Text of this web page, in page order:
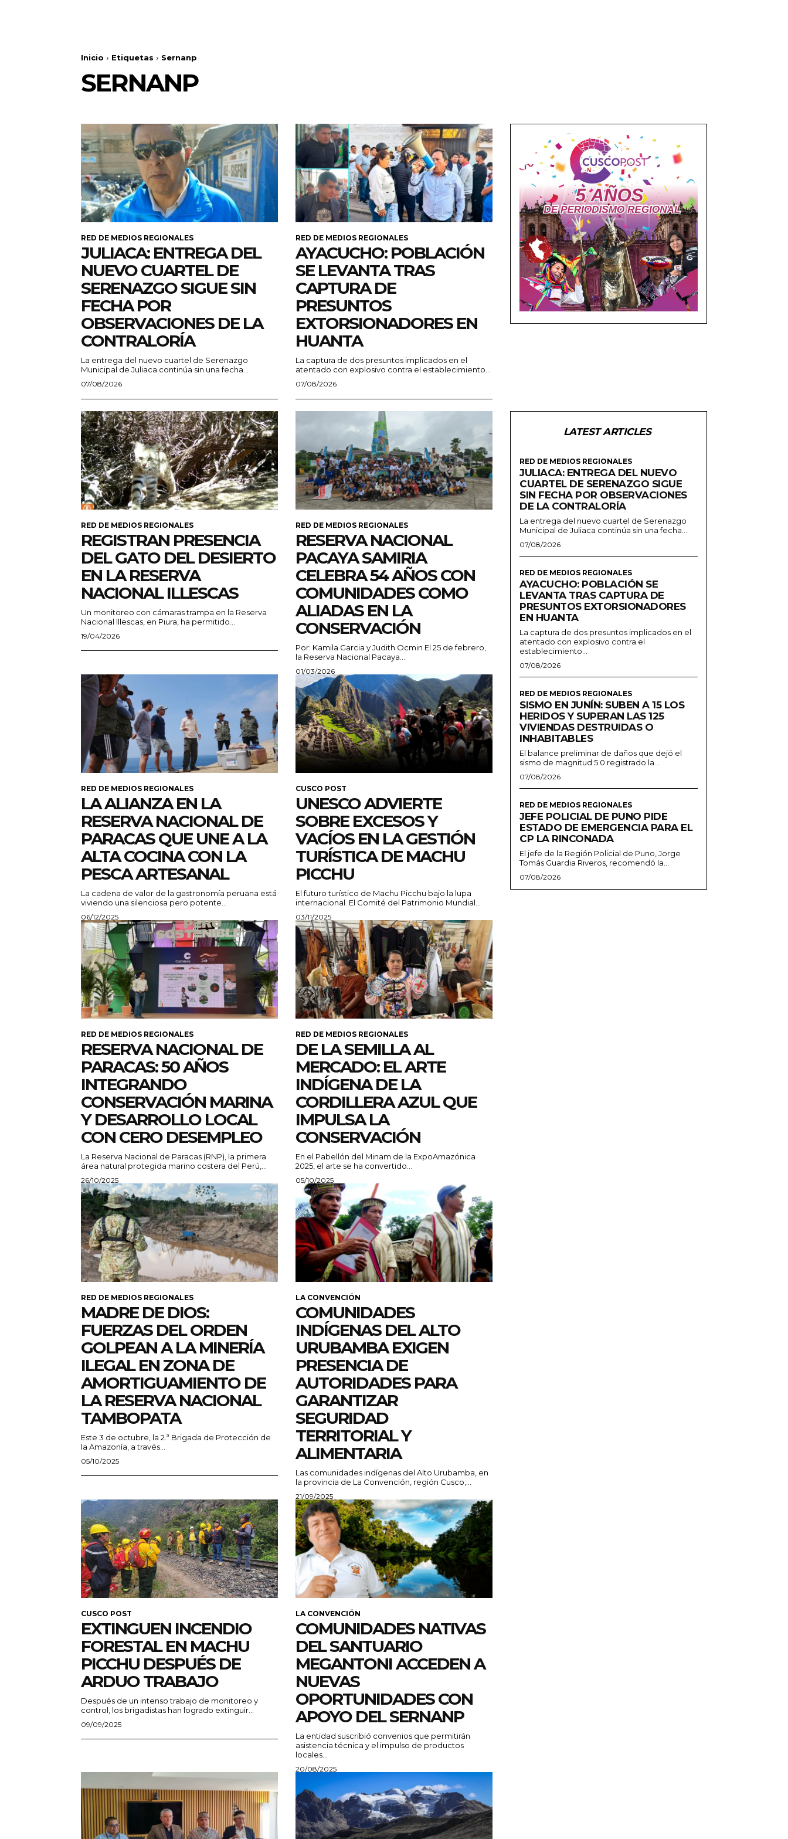
Inicio Etiquetas Sernanp
SERNANP
RED DE MEDIOS REGIONALES
JULIACA: ENTREGA DEL
NUEVO CUARTEL DE
SERENAZGO SIGUE SIN
FECHA POR
OBSERVACIONES DE LA
CONTRALORÍA
La entrega del nuevo cuartel de Serenazgo
Municipal de Juliaca continúa sin una fecha...
07/08/2026
RED DE MEDIOS REGIONALES
AYACUCHO: POBLACIÓN
SE LEVANTA TRAS
CAPTURA DE
PRESUNTOS
EXTORSIONADORES EN
HUANTA
La captura de dos presuntos implicados en el
atentado con explosivo contra el establecimiento...
07/08/2026
RED DE MEDIOS REGIONALES
REGISTRAN PRESENCIA
DEL GATO DEL DESIERTO
EN LA RESERVA
NACIONAL ILLESCAS
Un monitoreo con cámaras trampa en la Reserva
Nacional Illescas, en Piura, ha permitido...
19/04/2026
RED DE MEDIOS REGIONALES
RESERVA NACIONAL
PACAYA SAMIRIA
CELEBRA 54 AÑOS CON
COMUNIDADES COMO
ALIADAS EN LA
CONSERVACIÓN
Por: Kamila Garcia y Judith Ocmin El 25 de febrero,
la Reserva Nacional Pacaya...
01/03/2026
RED DE MEDIOS REGIONALES
LA ALIANZA EN LA
RESERVA NACIONAL DE
PARACAS QUE UNE A LA
ALTA COCINA CON LA
PESCA ARTESANAL
La cadena de valor de la gastronomía peruana está
viviendo una silenciosa pero potente...
06/12/2025
CUSCO POST
UNESCO ADVIERTE
SOBRE EXCESOS Y
VACÍOS EN LA GESTIÓN
TURÍSTICA DE MACHU
PICCHU
El futuro turístico de Machu Picchu bajo la lupa
internacional. El Comité del Patrimonio Mundial...
03/11/2025
RED DE MEDIOS REGIONALES
RESERVA NACIONAL DE
PARACAS: 50 AÑOS
INTEGRANDO
CONSERVACIÓN MARINA
Y DESARROLLO LOCAL
CON CERO DESEMPLEO
La Reserva Nacional de Paracas (RNP), la primera
área natural protegida marino costera del Perú,...
26/10/2025
RED DE MEDIOS REGIONALES
DE LA SEMILLA AL
MERCADO: EL ARTE
INDÍGENA DE LA
CORDILLERA AZUL QUE
IMPULSA LA
CONSERVACIÓN
En el Pabellón del Minam de la ExpoAmazónica
2025, el arte se ha convertido...
05/10/2025
RED DE MEDIOS REGIONALES
MADRE DE DIOS:
FUERZAS DEL ORDEN
GOLPEAN A LA MINERÍA
ILEGAL EN ZONA DE
AMORTIGUAMIENTO DE
LA RESERVA NACIONAL
TAMBOPATA
Este 3 de octubre, la 2.ª Brigada de Protección de
la Amazonía, a través...
05/10/2025
LA CONVENCIÓN
COMUNIDADES
INDÍGENAS DEL ALTO
URUBAMBA EXIGEN
PRESENCIA DE
AUTORIDADES PARA
GARANTIZAR
SEGURIDAD
TERRITORIAL Y
ALIMENTARIA
Las comunidades indígenas del Alto Urubamba, en
la provincia de La Convención, región Cusco,...
21/09/2025
CUSCO POST
EXTINGUEN INCENDIO
FORESTAL EN MACHU
PICCHU DESPUÉS DE
ARDUO TRABAJO
Después de un intenso trabajo de monitoreo y
control, los brigadistas han logrado extinguir...
09/09/2025
LA CONVENCIÓN
COMUNIDADES NATIVAS
DEL SANTUARIO
MEGANTONI ACCEDEN A
NUEVAS
OPORTUNIDADES CON
APOYO DEL SERNANP
La entidad suscribió convenios que permitirán
asistencia técnica y el impulso de productos
locales...
20/08/2025
LATEST ARTICLES
RED DE MEDIOS REGIONALES
JULIACA: ENTREGA DEL NUEVO
CUARTEL DE SERENAZGO SIGUE
SIN FECHA POR OBSERVACIONES
DE LA CONTRALORÍA
La entrega del nuevo cuartel de Serenazgo
Municipal de Juliaca continúa sin una fecha...
07/08/2026
RED DE MEDIOS REGIONALES
AYACUCHO: POBLACIÓN SE
LEVANTA TRAS CAPTURA DE
PRESUNTOS EXTORSIONADORES
EN HUANTA
La captura de dos presuntos implicados en el
atentado con explosivo contra el
establecimiento...
07/08/2026
RED DE MEDIOS REGIONALES
SISMO EN JUNÍN: SUBEN A 15 LOS
HERIDOS Y SUPERAN LAS 125
VIVIENDAS DESTRUIDAS O
INHABITABLES
El balance preliminar de daños que dejó el
sismo de magnitud 5.0 registrado la...
07/08/2026
RED DE MEDIOS REGIONALES
JEFE POLICIAL DE PUNO PIDE
ESTADO DE EMERGENCIA PARA EL
CP LA RINCONADA
El jefe de la Región Policial de Puno, Jorge
Tomás Guardia Riveros, recomendó la...
07/08/2026